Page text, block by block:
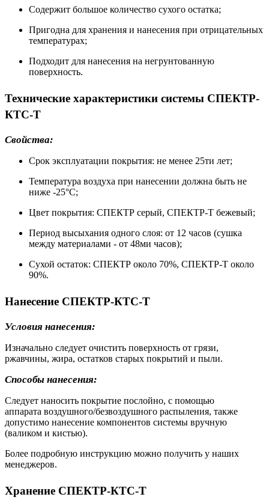
Содержит большое количество сухого остатка;
Пригодна для хранения и нанесения при отрицательных
температурах;
Подходит для нанесения на негрунтованную
поверхность.
Технические характеристики системы СПЕКТР-
КТС-Т
Свойства:
Срок эксплуатации покрытия: не менее 25ти лет;
Температура воздуха при нанесении должна быть не
ниже -25°С;
Цвет покрытия: СПЕКТР серый, СПЕКТР-Т бежевый;
Период высыхания одного слоя: от 12 часов (сушка
между материалами - от 48ми часов);
Сухой остаток: СПЕКТР около 70%, СПЕКТР-Т около
90%.
Нанесение СПЕКТР-КТС-Т
Условия нанесения:
Изначально следует очистить поверхность от грязи,
ржавчины, жира, остатков старых покрытий и пыли.
Способы нанесения:
Следует наносить покрытие послойно, с помощью
аппарата воздушного/безвоздушного распыления, также
допустимо нанесение компонентов системы вручную
(валиком и кистью).
Более подробную инструкцию можно получить у наших
менеджеров.
Хранение СПЕКТР-КТС-Т